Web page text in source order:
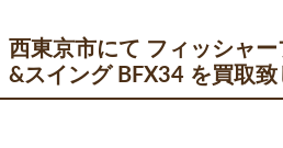
西東京市にて フィッシャ
&スイング BFX34 を買取致